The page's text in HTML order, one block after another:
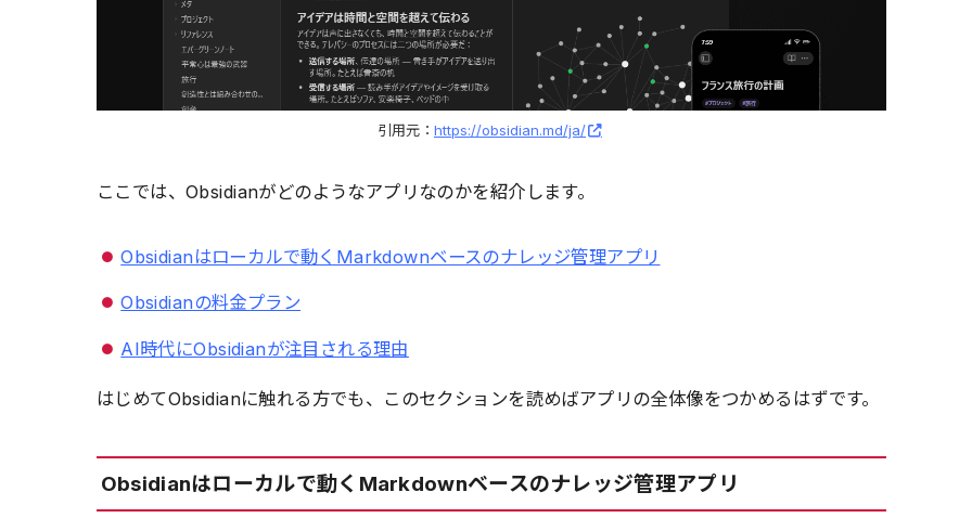
引用元： https://obsidian.md/ja/
ここでは、Obsidianがどのようなアプリなのかを紹介します。
Obsidianはローカルで動くMarkdownベースのナレッジ管理アプリ
Obsidianの料金プラン
AI時代にObsidianが注目される理由
はじめてObsidianに触れる方でも、このセクションを読めばアプリの全体像をつかめるはずです。
Obsidianはローカルで動くMarkdownベースのナレッジ管理アプリ